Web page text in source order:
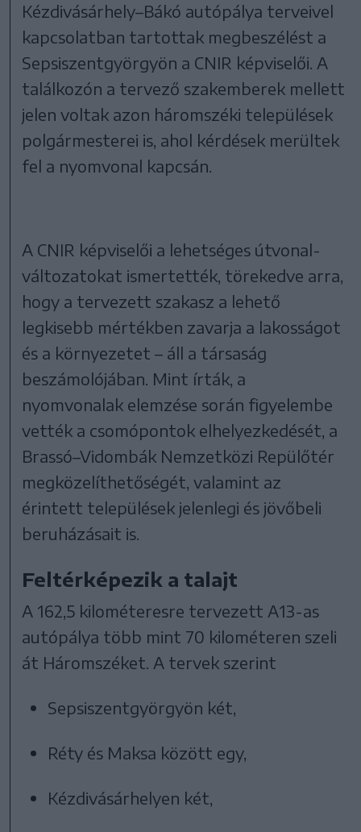
Kézdivásárhely–Bákó autópálya terveivel
kapcsolatban tartottak megbeszélést a
Sepsiszentgyörgyön a CNIR képviselői. A
találkozón a tervező szakemberek mellett
jelen voltak azon háromszéki települések
polgármesterei is, ahol kérdések merültek
fel a nyomvonal kapcsán.
A CNIR képviselői a lehetséges útvonal-
változatokat ismertették, törekedve arra,
hogy a tervezett szakasz a lehető
legkisebb mértékben zavarja a lakosságot
és a környezetet – áll a társaság
beszámolójában. Mint írták, a
nyomvonalak elemzése során figyelembe
vették a csomópontok elhelyezkedését, a
Brassó–Vidombák Nemzetközi Repülőtér
megközelíthetőségét, valamint az
érintett települések jelenlegi és jövőbeli
beruházásait is.
Feltérképezik a talajt
A 162,5 kilométeresre tervezett A13-as
autópálya több mint 70 kilométeren szeli
át Háromszéket. A tervek szerint
Sepsiszentgyörgyön két,
Réty és Maksa között egy,
Kézdivásárhelyen két,